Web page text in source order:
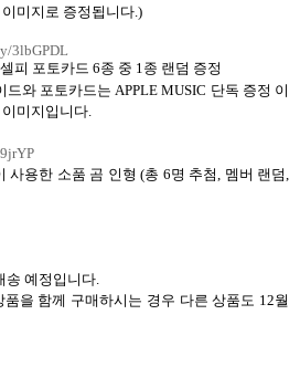
미지로 증정됩니다.)
3lbGPDL
셀피 포토카드6종 중 1종 랜덤 증정
드와 포토카드는APPLE MUSIC 단독 증정 이
미지입니다.
사용한 소품 곰 인형 (총 6명 추첨, 멤버 랜덤,
송 예정입니다.
품을 함께 구매하시는 경우 다른 상품도 12월